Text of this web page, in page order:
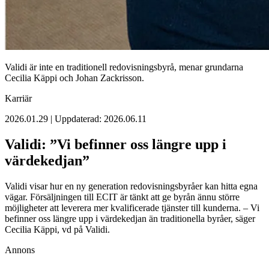
Validi är inte en traditionell redovisningsbyrå, menar grundarna
Cecilia Käppi och Johan Zackrisson.
Karriär
2026.01.29 | Uppdaterad: 2026.06.11
Validi: ”Vi befinner oss längre upp i
värdekedjan”
Validi visar hur en ny generation redovisningsbyråer kan hitta egna
vägar. Försäljningen till ECIT är tänkt att ge byrån ännu större
möjligheter att leverera mer kvalificerade tjänster till kunderna. – Vi
befinner oss längre upp i värdekedjan än traditionella byråer, säger
Cecilia Käppi, vd på Validi.
Annons